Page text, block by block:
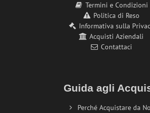
Termini e Condizioni
Politica di Reso
Informativa sulla
Acquisti Aziendali
Contattaci
Guida agli
Perché Acquistare da